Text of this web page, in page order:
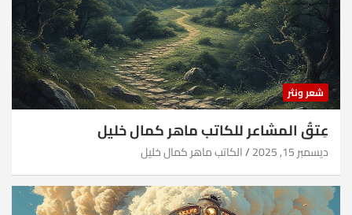
شعر ونثر
عِتقُ المشاعر للكاتب ماهر كمال خليل
ديسمبر 15, 2025 الكاتب ماهر كمال خليل